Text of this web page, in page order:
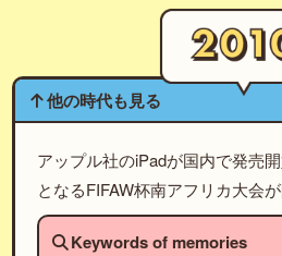
他の時代も見る
アップル社のiPadが国内で発売
となるFIFAW杯南アフリカ大会
Keywords of memories